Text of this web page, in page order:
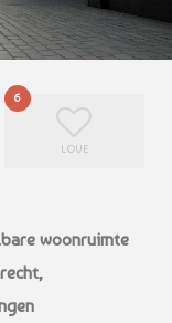
6
LOVE
woonruimte